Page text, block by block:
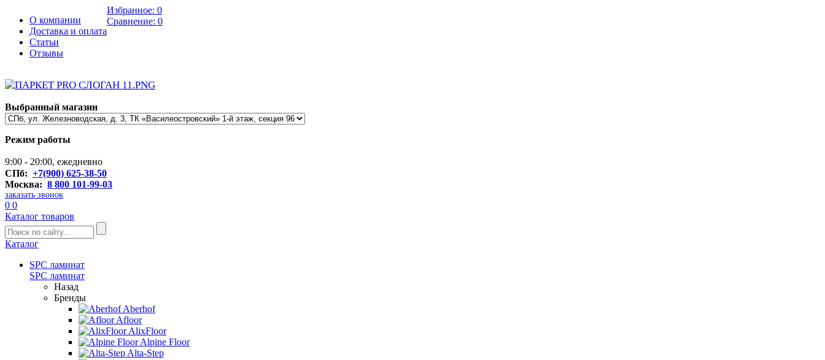
О компании
Доставка и оплата
Статьи
Отзывы
Избранное: 0
Сравнение: 0
Выбранный магазин
Режим работы
9:00 - 20:00, ежедневно
СПб: +7(900) 625-38-50
Москва: 8 800 101-99-03
заказать звонок
0 0
Каталог товаров
Каталог
SPC ламинат
SPC ламинат
Назад
Бренды
Aberhof
Afloor
AlixFloor
Alpine Floor
Alta-Step